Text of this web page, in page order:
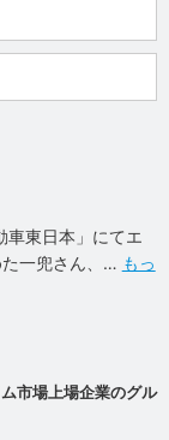
車東日本」にてエ
一兜さん、
もっ
市場上場企業のグル